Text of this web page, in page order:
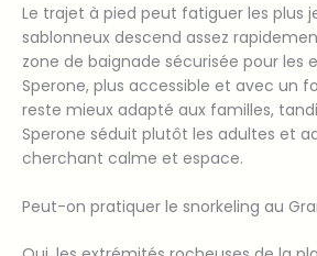
Le trajet à pied peut fatiguer les plus
sablonneux descend assez
zone de baignade sécurisée pour les
Sperone, plus accessible et avec un
reste mieux adapté aux familles,
Sperone séduit plutôt les adultes et
cherchant calme et espace.
Peut-on pratiquer le snorkeling au